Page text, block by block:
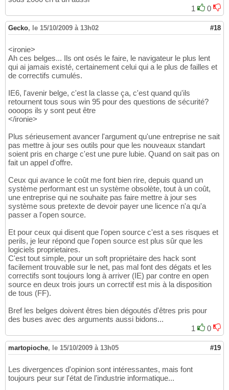
1
0
Gecko, le 15/10/2009 à 13h02 #18
<ironie>
Ah ces belges... Ils ont osés le faire, le navigateur le plus lent
qui ai jamais existé, certainement celui qui a le plus de failles et
de correctifs cumulés.
IE6, l'avenir belge, c'est la classe ça, c'est quand qu'ils
retournent tous sous win 95 pour des questions de sécurité?
oooops ils y sont peut être
</ironie>
Plus sérieusement avancer l'argument qu'une entreprise ne sait
pas mettre à jour ses outils pour que les nouveaux standart
soient pris en charge c'est une pure lubie. Quand on sait pas on
fait un appel d'offre.
Ceux qui avance le coût me font bien rire, depuis quand un
système performant est un système obsolète, tout à un coût,
une entreprise qui ne souhaite pas faire mettre à jour ses
système sous pretexte de devoir payer une licence n'a qu'a
passer a l'open source.
Et pour ceux qui disent que l'open source c'est a ses risques et
perils, je leur répond que l'open source est plus sûr que les
logiciels proprietaires.
C'est tout simple, pour un soft propriétaire des hack sont
facilement trouvable sur le net, pas mal font des dégats et les
correctifs sont toujours long à arriver (IE) par contre en open
source en deux trois jours un correctif est mis à la disposition
de tous (FF).
Bref les belges doivent êtres bien dégoutés d'êtres pris pour
des buses avec des arguments aussi bidons...
1
0
martopioche, le 15/10/2009 à 13h05 #19
Les divergences d'opinion sont intéressantes, mais font
toujours peur sur l'état de l'industrie informatique...